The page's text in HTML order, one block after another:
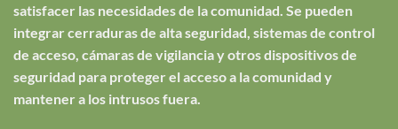
satisfacer las necesidades de la comunidad. Se pueden
integrar cerraduras de alta seguridad, sistemas de control
de acceso, cámaras de vigilancia y otros dispositivos de
seguridad para proteger el acceso a la comunidad y
mantener a los intrusos fuera.